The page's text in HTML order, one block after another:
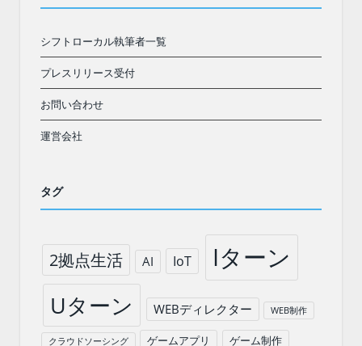
シフトローカル執筆者一覧
プレスリリース受付
お問い合わせ
運営会社
タグ
2拠点生活 AI IoT Iターン
Uターン WEBディレクター WEB制作
クラウドソーシング ゲームアプリ ゲーム制作